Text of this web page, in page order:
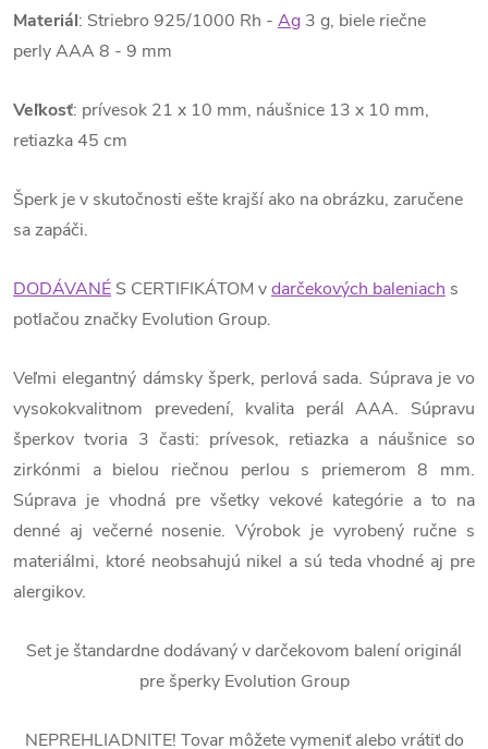
Materiál: Striebro 925/1000 Rh - Ag 3 g, biele riečne
perly AAA 8 - 9 mm
Veľkosť: prívesok 21 x 10 mm, náušnice 13 x 10 mm,
retiazka 45 cm
Šperk je v skutočnosti ešte krajší ako na obrázku, zaručene
sa zapáči.
DODÁVANÉ S CERTIFIKÁTOM vdarčekových baleniach s
potlačou značky Evolution Group.
Veľmi elegantný dámsky šperk, perlová sada. Súprava je vo
vysokokvalitnom prevedení, kvalita perál AAA. Súpravu
šperkov tvoria 3 časti: prívesok, retiazka a náušnice so
zirkónmi a bielou riečnou perlou s priemerom 8 mm.
Súprava je vhodná pre všetky vekové kategórie a to na
denné aj večerné nosenie. Výrobok je vyrobený ručne s
materiálmi, ktoré neobsahujú nikel a sú teda vhodné aj pre
alergikov.
Set je štandardne dodávaný v darčekovom balení originál
pre šperky Evolution Group
NEPREHLIADNITE! Tovar môžete vymeniť alebo vrátiť do